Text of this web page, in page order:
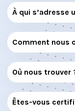
À qui s’adresse
Comment nous
Où nous trouver
Êtes-vous